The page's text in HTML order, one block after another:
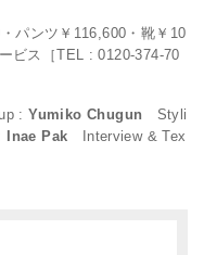
パンツ￥116,600・靴￥10
ビス［TEL : 0120-374-70
:Yumiko Chugun Styli
Inae Pak Interview & Tex